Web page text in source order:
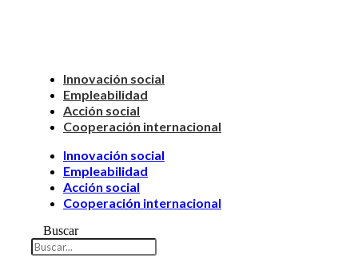
Innovación social
Empleabilidad
Acción social
Cooperación internacional
Innovación social
Empleabilidad
Acción social
Cooperación internacional
Buscar